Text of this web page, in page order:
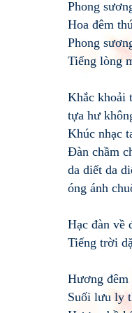
Phong
Hoa đêm
Phong
Tiếng lòng
Khắc khoải
tựa hư
Khúc nhạc
Đàn chầm
da diết da
óng ánh
Hạc đàn về
Tiếng trời
Hương đêm
Suối lưu ly